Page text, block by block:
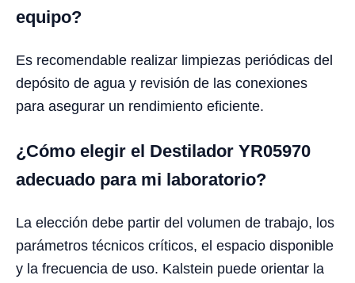
equipo?
Es recomendable realizar limpiezas periódicas del
depósito de agua y revisión de las conexiones
para asegurar un rendimiento eficiente.
¿Cómo elegir el Destilador YR05970
adecuado para mi laboratorio?
La elección debe partir del volumen de trabajo, los
parámetros técnicos críticos, el espacio disponible
y la frecuencia de uso. Kalstein puede orientar la